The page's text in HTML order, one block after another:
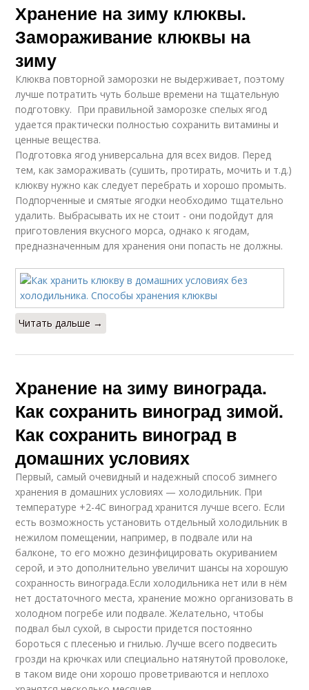
Хранение на зиму клюквы.
Замораживание клюквы на
зиму
Клюква повторной заморозки не выдерживает, поэтому
лучше потратить чуть больше времени на тщательную
подготовку. При правильной заморозке спелых ягод
удается практически полностью сохранить витамины и
ценные вещества.
Подготовка ягод универсальна для всех видов. Перед
тем, как замораживать (сушить, протирать, мочить и т.д.)
клюкву нужно как следует перебрать и хорошо промыть.
Подпорченные и смятые ягодки необходимо тщательно
удалить. Выбрасывать их не стоит - они подойдут для
приготовления вкусного морса, однако к ягодам,
предназначенным для хранения они попасть не должны.
Читать дальше →
Хранение на зиму винограда.
Как сохранить виноград зимой.
Как сохранить виноград в
домашних условиях
Первый, самый очевидный и надежный способ зимнего
хранения в домашних условиях — холодильник. При
температуре +2-4С виноград хранится лучше всего. Если
есть возможность установить отдельный холодильник в
нежилом помещении, например, в подвале или на
балконе, то его можно дезинфицировать окуриванием
серой, и это дополнительно увеличит шансы на хорошую
сохранность винограда.Если холодильника нет или в нём
нет достаточного места, хранение можно организовать в
холодном погребе или подвале. Желательно, чтобы
подвал был сухой, в сырости придется постоянно
бороться с плесенью и гнилью. Лучше всего подвесить
грозди на крючках или специально натянутой проволоке,
в таком виде они хорошо проветриваются и неплохо